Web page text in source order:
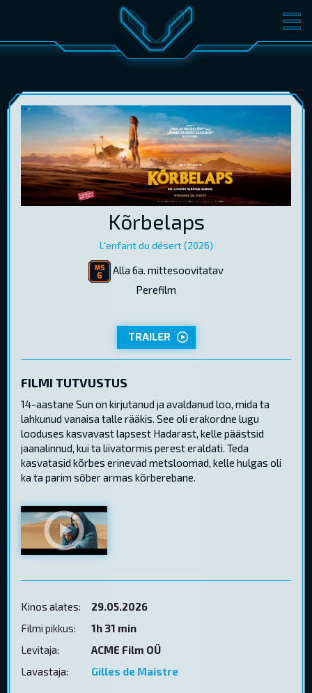
FILMID PILETID
KONVERENTS V-KLUBI
KINKEKAARDID
Kõrbelaps
L'enfant du désert (2026)
Alla 6a. mittesoovitatav
Perefilm
TRAILER
FILMI TUTVUSTUS
14-aastane Sun on kirjutanud ja avaldanud loo, mida ta
lahkunud vanaisa talle rääkis. See oli erakordne lugu
looduses kasvavast lapsest Hadarast, kelle päästsid
jaanalinnud, kui ta liivatormis perest eraldati. Teda
kasvatasid kõrbes erinevad metsloomad, kelle hulgas oli
ka ta parim sõber armas kõrberebane.
Kinos alates:
29.05.2026
Filmi pikkus:
1h 31 min
Levitaja:
ACME Film OÜ
Lavastaja:
Gilles de Maistre